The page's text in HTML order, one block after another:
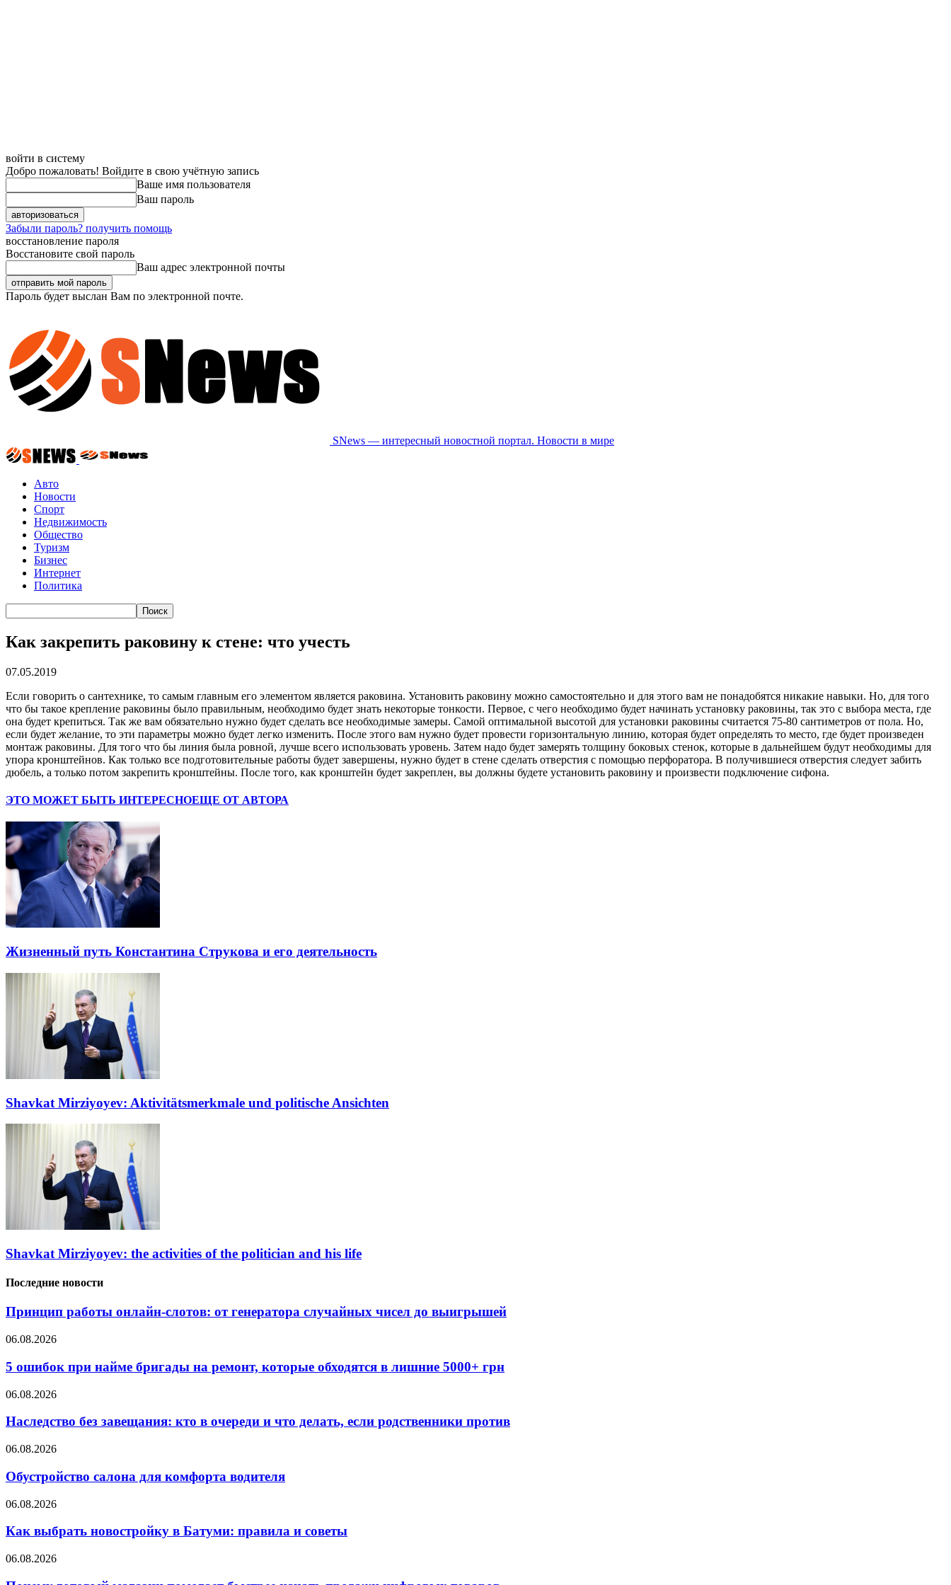
войти в систему
Добро пожаловать! Войдите в свою учётную запись
Ваше имя пользователя
Ваш пароль
Забыли пароль? получить помощь
восстановление пароля
Восстановите свой пароль
Ваш адрес электронной почты
Пароль будет выслан Вам по электронной почте.
SNews — интересный новостной портал. Новости в мире
Авто
Новости
Спорт
Недвижимость
Общество
Туризм
Бизнес
Интернет
Политика
Как закрепить раковину к стене: что учесть
07.05.2019
Если говорить о сантехнике, то самым главным его элементом является раковина. Установить раковину можно самостоятельно и для этого вам не понадобятся никакие навыки. Но, для того
что бы такое крепление раковины было правильным, необходимо будет знать некоторые тонкости. Первое, с чего необходимо будет начинать установку раковины, так это с выбора места, где
она будет крепиться. Так же вам обязательно нужно будет сделать все необходимые замеры. Самой оптимальной высотой для установки раковины считается 75-80 сантиметров от пола. Но,
если будет желание, то эти параметры можно будет легко изменить. После этого вам нужно будет провести горизонтальную линию, которая будет определять то место, где будет произведен
монтаж раковины. Для того что бы линия была ровной, лучше всего использовать уровень. Затем надо будет замерять толщину боковых стенок, которые в дальнейшем будут необходимы для
упора кронштейнов. Как только все подготовительные работы будет завершены, нужно будет в стене сделать отверстия с помощью перфоратора. В получившиеся отверстия следует забить
дюбель, а только потом закрепить кронштейны. После того, как кронштейн будет закреплен, вы должны будете установить раковину и произвести подключение сифона.
ЭТО МОЖЕТ БЫТЬ ИНТЕРЕСНОЕЩЕ ОТ АВТОРА
Жизненный путь Константина Струкова и его деятельность
Shavkat Mirziyoyev: Aktivitätsmerkmale und politische Ansichten
Shavkat Mirziyoyev: the activities of the politician and his life
Последние новости
Принцип работы онлайн-слотов: от генератора случайных чисел до выигрышей
06.08.2026
5 ошибок при найме бригады на ремонт, которые обходятся в лишние 5000+ грн
06.08.2026
Наследство без завещания: кто в очереди и что делать, если родственники против
06.08.2026
Обустройство салона для комфорта водителя
06.08.2026
Как выбрать новостройку в Батуми: правила и советы
06.08.2026